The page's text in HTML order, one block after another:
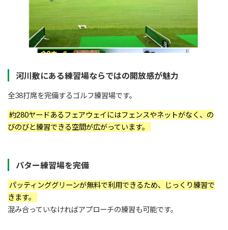
河川敷にある練習場ならではの開放感が魅力
全38打席を完備するゴルフ練習場です。
約280ヤードあるフェアウェイにはフェンスやネットがなく、の
びのびと練習できる空間が広がっています。
パター練習場を完備
パッティンググリーンが無料で利用できるため、じっくり練習で
きます。
混み合っていなければアプローチの練習も可能です。